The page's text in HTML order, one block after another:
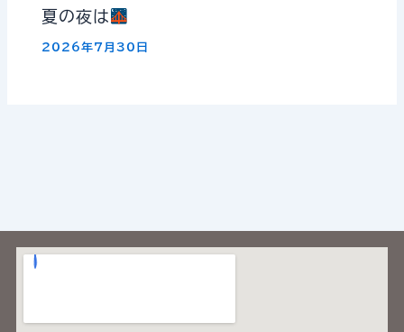
夏の夜は
2026年7月30日